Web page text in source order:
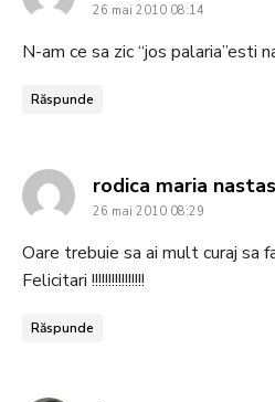
26 mai 2010 08:14
N-am ce sa zic “jos palaria”esti
Răspunde
rodica maria
26 mai 2010 08:29
Oare trebuie sa ai mult curaj sa
Felicitari !!!!!!!!!!!!!!!!
Răspunde